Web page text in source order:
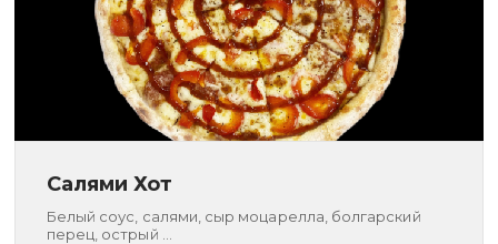
Салями Хот
Белый соус, салями, сыр моцарелла, болгарский
перец, острый ...